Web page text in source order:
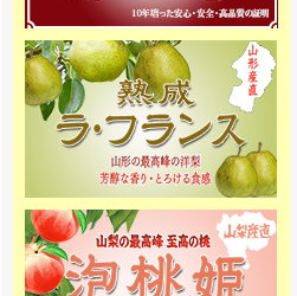
[2015年12月1日 ]
2015年11月20日 りんご専門通販
をオープンしました。高級りんご
「北国のみのり」を山形県（一部
青森）より産地直送でご家庭へお
届け致します。
[2015年11月20日 ]
2015年11月20日 無農薬 いちご専
門通販をオープンしました！8種類
のクイーンズベリー最高級 無農薬
いちごを詰合せを山梨産地直送で
ご家庭へお届け致します。
[2015年10月31日 ]